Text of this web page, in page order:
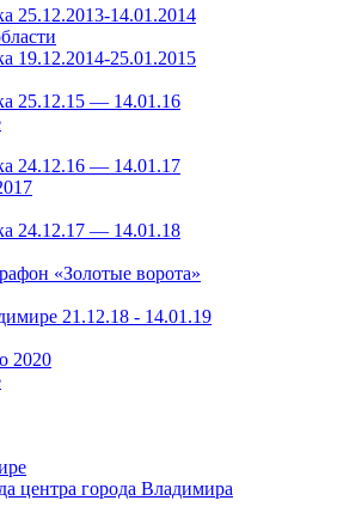
25.12.2013-14.01.2014
19.12.2014-25.01.2015
25.12.15 — 14.01.16
24.12.16 — 14.01.17
24.12.17 — 14.01.18
«Золотые ворота»
21.12.18 - 14.01.19
2020
центра города Владимира